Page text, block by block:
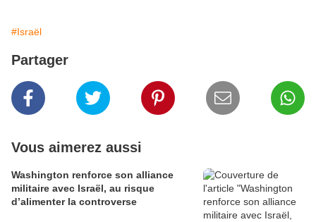
#Israël
Partager
Vous aimerez aussi
Washington renforce son alliance
militaire avec Israël, au risque
d’alimenter la controverse